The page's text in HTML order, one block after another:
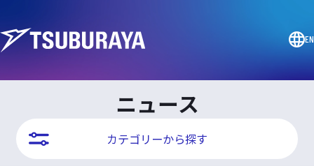
EN
ニュース
カテゴリーから探す